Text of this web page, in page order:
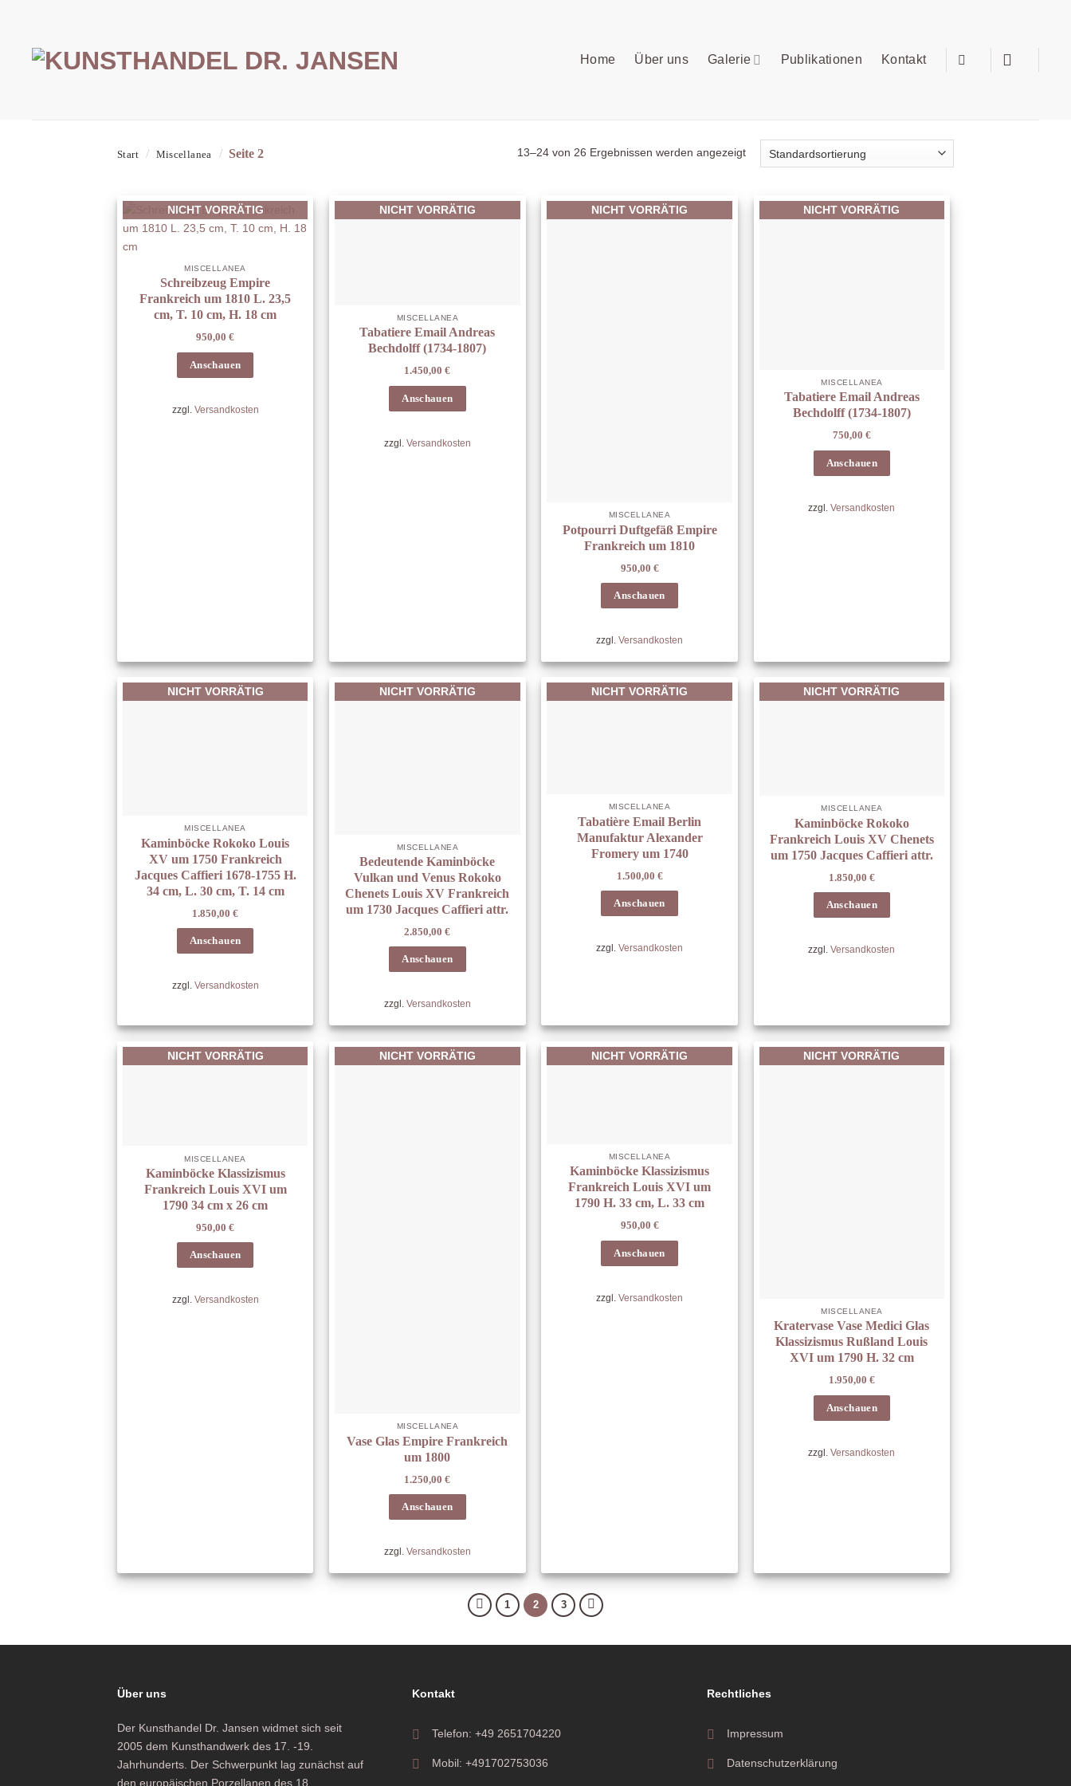
Home Über uns Galerie Publikationen Kontakt
Start / Miscellanea / Seite 2 13–24 von 26 Ergebnissen werden angezeigt
NICHT VORRÄTIG
MISCELLANEA
Schreibzeug Empire
Frankreich um 1810 L. 23,5
cm, T. 10 cm, H. 18 cm
950,00€
Anschauen
zzgl. Versandkosten
NICHT VORRÄTIG
MISCELLANEA
Tabatiere Email Andreas
Bechdolff (1734-1807)
1.450,00€
Anschauen
zzgl. Versandkosten
NICHT VORRÄTIG
MISCELLANEA
Potpourri Duftgefäß Empire
Frankreich um 1810
950,00 €
Anschauen
zzgl.Versandkosten
NICHT VORRÄTIG
MISCELLANEA
Tabatiere Email Andreas
Bechdolff (1734-1807)
750,00 €
Anschauen
zzgl.Versandkosten
NICHT VORRÄTIG
MISCELLANEA
Kaminböcke Rokoko Louis
XV um 1750 Frankreich
Jacques Caffieri 1678-1755 H.
34 cm, L. 30 cm, T. 14 cm
1.850,00€
Anschauen
zzgl. Versandkosten
NICHT VORRÄTIG
MISCELLANEA
Bedeutende Kaminböcke
Vulkan und Venus Rokoko
Chenets Louis XV Frankreich
um 1730 Jacques Caffieri attr.
2.850,00€
Anschauen
zzgl. Versandkosten
NICHT VORRÄTIG
MISCELLANEA
Tabatière Email Berlin
Manufaktur Alexander
Fromery um 1740
1.500,00 €
Anschauen
zzgl.Versandkosten
NICHT VORRÄTIG
MISCELLANEA
Kaminböcke Rokoko
Frankreich Louis XV Chenets
um 1750 Jacques Caffieri attr.
1.850,00 €
Anschauen
zzgl.Versandkosten
NICHT VORRÄTIG
MISCELLANEA
Kaminböcke Klassizismus
Frankreich Louis XVI um
1790 34 cm x 26 cm
950,00€
Anschauen
zzgl. Versandkosten
NICHT VORRÄTIG
MISCELLANEA
Vase Glas Empire Frankreich
um 1800
1.250,00€
Anschauen
zzgl. Versandkosten
NICHT VORRÄTIG
MISCELLANEA
Kaminböcke Klassizismus
Frankreich Louis XVI um
1790 H. 33 cm, L. 33 cm
950,00 €
Anschauen
zzgl.Versandkosten
NICHT VORRÄTIG
MISCELLANEA
Kratervase Vase Medici Glas
Klassizismus Rußland Louis
XVI um 1790 H. 32 cm
1.950,00 €
Anschauen
zzgl.Versandkosten
1 2 3
Über uns
Der Kunsthandel Dr. Jansen widmet sich seit
2005 dem Kunsthandwerk des 17. -19.
Jahrhunderts. Der Schwerpunkt lag zunächst auf
den europäischen Porzellanen des 18.
Kontakt
Telefon: +49 2651704220
Mobil: +491702753036
Rechtliches
Impressum
Datenschutzerklärung